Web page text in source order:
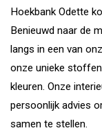
Hoekbank Odette
Benieuwd naar de
langs in een van
onze unieke
kleuren. Onze
persoonlijk advies
samen te stellen.